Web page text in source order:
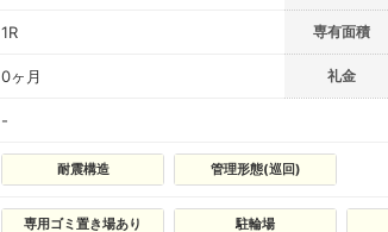
1R 専有面積
0ヶ月 礼金
-
耐震構造 管理形態(巡回)
専用ゴミ置き場あり 駐輪場